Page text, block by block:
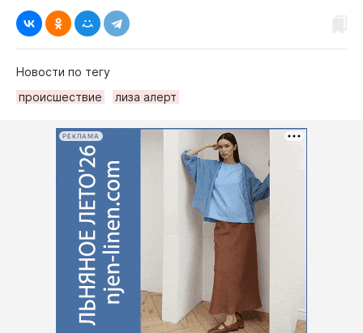
Новости по тегу
происшествие
лиза алерт
РЕКЛАМА